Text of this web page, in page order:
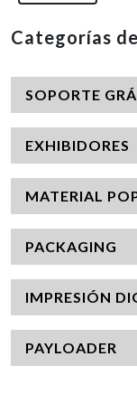
Categorías
SOPORTE
EXHIBIDORES
MATERIAL
PACKAGING
IMPRESIÓN
PAYLOADER